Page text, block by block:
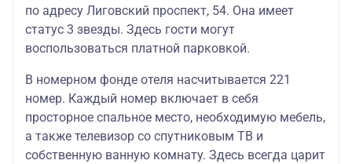
по адресу Лиговский проспект, 54. Она имеет
статус 3 звезды. Здесь гости могут
воспользоваться платной парковкой.
В номерном фонде отеля насчитывается 221
номер. Каждый номер включает в себя
просторное спальное место, необходимую мебель,
а также телевизор со спутниковым ТВ и
собственную ванную комнату. Здесь всегда царит